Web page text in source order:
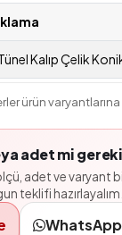
Kalıp Çelik
ürün
adet mi
adet ve varyant
teklifi hazırlayalım.
WhatsApp